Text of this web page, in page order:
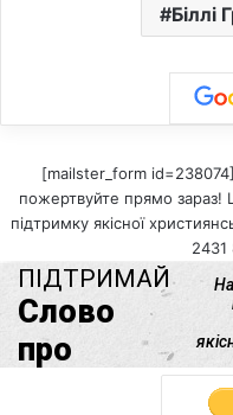
Біллі
[mailster_form
пожертвуйте прямо зараз!
підтримку якісної
2431